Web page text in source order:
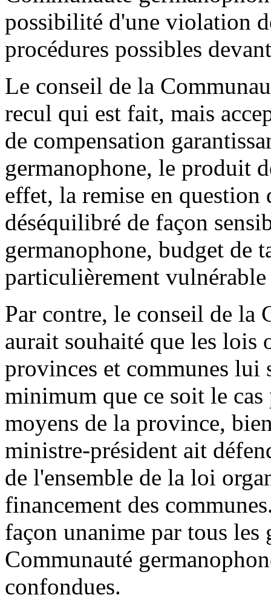
possibilité d'une violation
procédures possibles
Le conseil de la
recul qui est fait, mais
de compensation
germanophone, le produit
effet, la remise en question
déséquilibré de façon
germanophone, budget de
particulièrement vulnérable
Par contre, le conseil de la
aurait souhaité que les lois
provinces et communes lui
minimum que ce soit le cas
moyens de la province,
ministre-président ait
de l'ensemble de la loi
financement des
façon unanime par tous les
Communauté
confondues.